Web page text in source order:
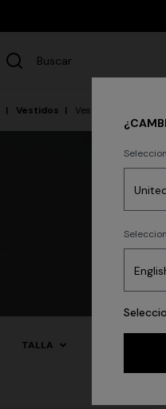
Buscar
Vestidos Vestidos midi
Punto
TALLA
Vestidos